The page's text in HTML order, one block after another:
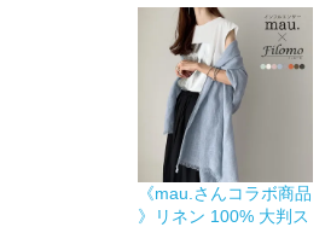
《mau.さんコラボ商品
》リネン 100% 大判ス